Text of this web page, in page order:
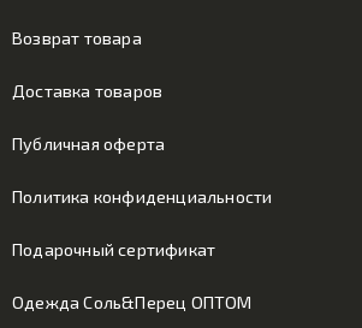
Возврат товара
Доставка товаров
Публичная оферта
Политика конфиденциальности
Подарочный сертификат
Одежда Соль&Перец ОПТОМ